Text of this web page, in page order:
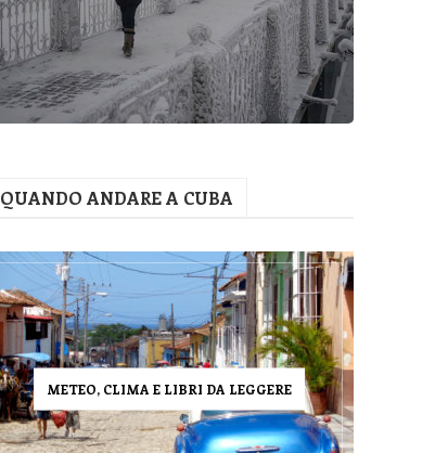
QUANDO ANDARE A CUBA
METEO, CLIMA E LIBRI DA LEGGERE